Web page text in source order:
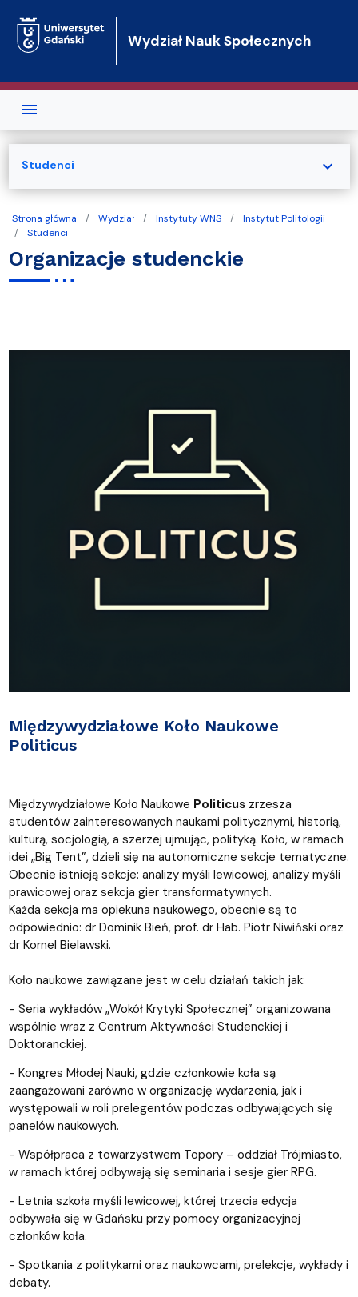
Wydział Nauk Społecznych
Strona główna Wydział Instytuty WNS
Instytut Politologii
Studenci
Organizacje studenckie
Międzywydziałowe Koło Naukowe
Politicus
Międzywydziałowe Koło Naukowe Politicuszrzesza
studentów zainteresowanych naukami politycznymi, historią,
kulturą, socjologią, a szerzej ujmując, polityką. Koło, w ramach
idei „Big Tent”, dzieli się na autonomiczne sekcje tematyczne.
Obecnie istnieją sekcje: analizy myśli lewicowej, analizy myśli
prawicowej oraz sekcja gier transformatywnych.
Każda sekcja ma opiekuna naukowego, obecnie są to
odpowiednio: dr Dominik Bień, prof. dr Hab. Piotr Niwiński oraz
dr Kornel Bielawski.
Koło naukowe zawiązane jest w celu działań takich jak:
- Seria wykładów „Wokół Krytyki Społecznej” organizowana
wspólnie wraz z Centrum Aktywności Studenckiej i
Doktoranckiej.
- Kongres Młodej Nauki, gdzie członkowie koła są
zaangażowani zarówno w organizację wydarzenia, jak i
występowali w roli prelegentów podczas odbywających się
panelów naukowych.
- Współpraca z towarzystwem Topory – oddział Trójmiasto,
w ramach której odbywają się seminaria i sesje gier RPG.
- Letnia szkoła myśli lewicowej, której trzecia edycja
odbywała się w Gdańsku przy pomocy organizacyjnej
członków koła.
- Spotkania z politykami oraz naukowcami, prelekcje, wykłady i
debaty.
Studenci expand_more